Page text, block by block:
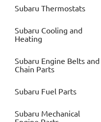
Subaru Thermostats
Subaru Cooling and
Heating
Subaru Engine Belts and
Chain Parts
Subaru Fuel Parts
Subaru Mechanical